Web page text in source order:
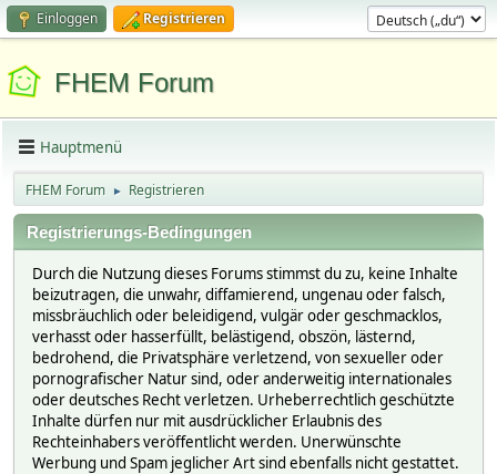
Einloggen Registrieren
FHEM Forum
Hauptmenü
FHEM Forum ► Registrieren
Registrierungs-Bedingungen
Durch die Nutzung dieses Forums stimmst du zu, keine Inhalte
beizutragen, die unwahr, diffamierend, ungenau oder falsch,
missbräuchlich oder beleidigend, vulgär oder geschmacklos,
verhasst oder hasserfüllt, belästigend, obszön, lästernd,
bedrohend, die Privatsphäre verletzend, von sexueller oder
pornografischer Natur sind, oder anderweitig internationales
oder deutsches Recht verletzen. Urheberrechtlich geschützte
Inhalte dürfen nur mit ausdrücklicher Erlaubnis des
Rechteinhabers veröffentlicht werden. Unerwünschte
Werbung und Spam jeglicher Art sind ebenfalls nicht gestattet.